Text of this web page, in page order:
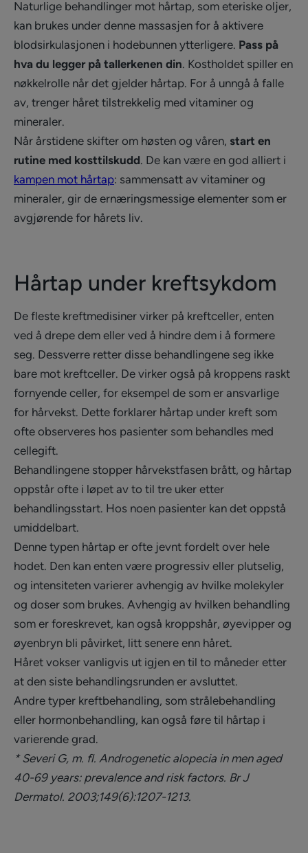
Naturlige behandlinger mot hårtap, som eteriske oljer,
kan brukes under denne massasjen for å aktivere
blodsirkulasjonen i hodebunnen ytterligere. Pass på
hva du legger på tallerkenen din. Kostholdet spiller en
nøkkelrolle når det gjelder hårtap. For å unngå å falle
av, trenger håret tilstrekkelig med vitaminer og
mineraler.
Når årstidene skifter om høsten og våren, start en
rutine med kosttilskudd. De kan være en god alliert i
kampen mot hårtap: sammensatt av vitaminer og
mineraler, gir de ernæringsmessige elementer som er
avgjørende for hårets liv.
Hårtap under kreftsykdom
De fleste kreftmedisiner virker på kreftceller, enten
ved å drepe dem eller ved å hindre dem i å formere
seg. Dessverre retter disse behandlingene seg ikke
bare mot kreftceller. De virker også på kroppens raskt
fornyende celler, for eksempel de som er ansvarlige
for hårvekst. Dette forklarer hårtap under kreft som
ofte observeres hos pasienter som behandles med
cellegift.
Behandlingene stopper hårvekstfasen brått, og hårtap
oppstår ofte i løpet av to til tre uker etter
behandlingsstart. Hos noen pasienter kan det oppstå
umiddelbart.
Denne typen hårtap er ofte jevnt fordelt over hele
hodet. Den kan enten være progressiv eller plutselig,
og intensiteten varierer avhengig av hvilke molekyler
og doser som brukes. Avhengig av hvilken behandling
som er foreskrevet, kan også kroppshår, øyevipper og
øyenbryn bli påvirket, litt senere enn håret.
Håret vokser vanligvis ut igjen en til to måneder etter
at den siste behandlingsrunden er avsluttet.
Andre typer kreftbehandling, som strålebehandling
eller hormonbehandling, kan også føre til hårtap i
varierende grad.
* Severi G, m. fl. Androgenetic alopecia in men aged
40-69 years: prevalence and risk factors. Br J
Dermatol. 2003;149(6):1207-1213.